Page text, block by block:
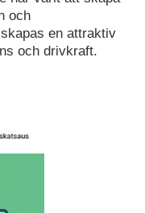
och
en attraktiv
och drivkraft.